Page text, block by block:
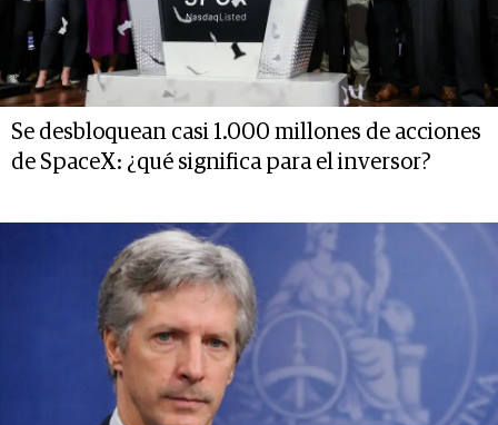
Se desbloquean casi 1.000 millones de acciones
de SpaceX: ¿qué significa para el inversor?